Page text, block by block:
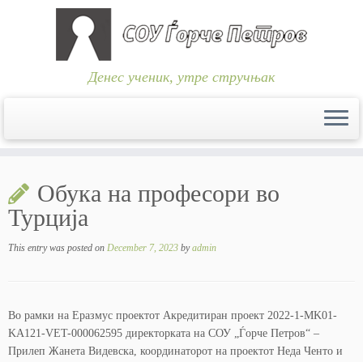
content
Денес ученик, утре стручњак
Обука на професори во
Турција
This entry was posted on December 7, 2023 byadmin
Во рамки на Еразмус проектот Акредитиран проект 2022-1-MK01-
KA121-VET-000062595 директорката на СОУ „Ѓорче Петров“ –
Прилеп Жанета Видевска, координаторот на проектот Неда Ченто и